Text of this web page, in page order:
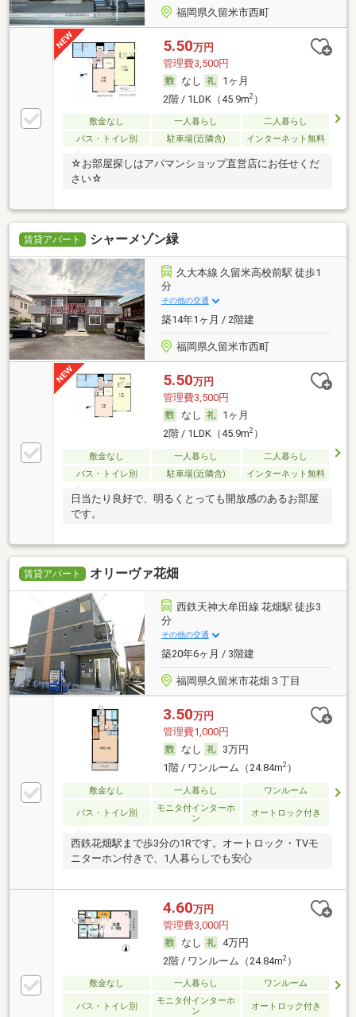
福岡県久留米市西町
5.50万円
管理費3,500円
なし
1ヶ月
2階 / 1LDK（45.9m2）
敷金なし 一人暮らし
二人暮らし
バス・トイレ別
駐車場(近隣含) インターネット無料
☆お部屋探しはアパマンショップ直営店にお任せくだ
さい☆
賃貸アパート シャーメゾン緑
久大本線 久留米高校前駅 徒歩1
分
その他の交通
築14年1ヶ月 / 2階建
福岡県久留米市西町
5.50万円
管理費3,500円
なし
1ヶ月
2階 / 1LDK（45.9m2）
敷金なし 一人暮らし
二人暮らし
バス・トイレ別
駐車場(近隣含) インターネット無料
日当たり良好で、明るくとっても開放感のあるお部屋
です。
賃貸アパート オリーヴァ花畑
西鉄天神大牟田線 花畑駅 徒歩3
分
その他の交通
築20年6ヶ月 / 3階建
福岡県久留米市花畑３丁目
3.50万円
管理費1,000円
なし
3万円
1階 / ワンルーム（24.84m2）
敷金なし 一人暮らし ワンルーム
バス・トイレ別
モニタ付インターホ
ン
オートロック付き
西鉄花畑駅まで歩3分の1Rです。オートロック・TVモ
ニターホン付きで、1人暮らしでも安心
4.60万円
管理費3,000円
なし
4万円
2階 / ワンルーム（24.84m2）
敷金なし 一人暮らし ワンルーム
バス・トイレ別
モニタ付インターホ
ン
オートロック付き